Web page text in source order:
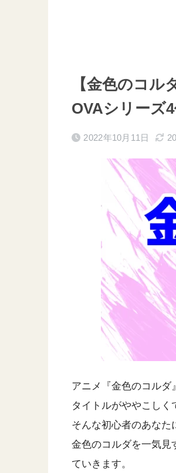
【金色のコ
OVAシリーズ
2022年10月11日
アニメ『金色のコルダ
タイトルがややこしく
そんな初心者のあなた
金色のコルダを一気見
ていきます。